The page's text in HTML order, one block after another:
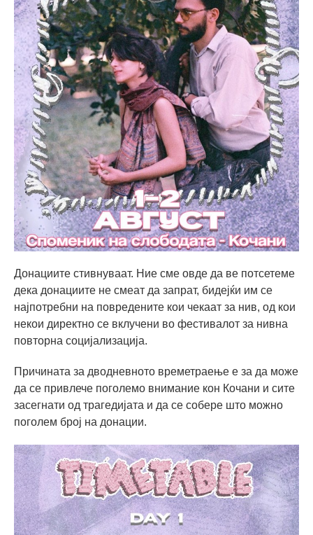
Донациите стивнуваат. Ние сме овде да ве потсетеме
дека донациите не смеат да запрат, бидејќи им се
најпотребни на повредените кои чекаат за нив, од кои
некои директно се вклучени во фестивалот за нивна
повторна социјализација.
Причината за дводневното времетраење е за да може
да се привлече поголемо внимание кон Кочани и сите
засегнати од трагедијата и да се собере што можно
поголем број на донации.